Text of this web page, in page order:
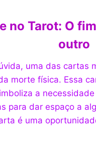
no Tarot: O
outro
uma das cartas
morte física. Essa
a
para dar espaço a
é uma